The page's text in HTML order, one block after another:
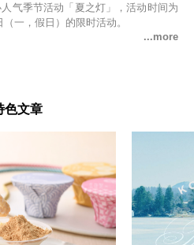
气季节活动「夏之灯」，活动时间为
一，假日）的限时活动。
色文章